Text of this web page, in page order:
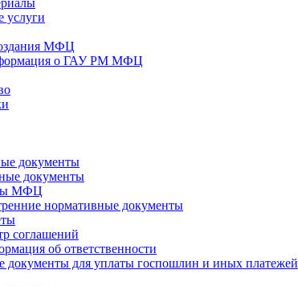
услуги
МФЦ
о ГАУ РМ МФЦ
документы
документы
МФЦ
нормативные документы
соглашений
об ответственности
документы для уплаты госпошлин и иных платежей